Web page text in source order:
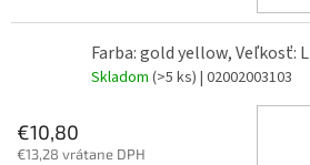
Farba: gold yellow, Veľkosť: L
Skladom (>5 ks) | 02002003103
€10,80
€13,28 vrátane DPH